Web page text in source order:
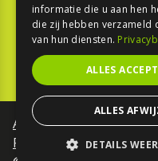
TOUREN
NIEUWSBRIEF
Algemene voorwaarden
Privacy Policy
informatie die u aan hen
die zij hebben verzameld
van hun diensten.
ALLES
ALLES
DETAILS